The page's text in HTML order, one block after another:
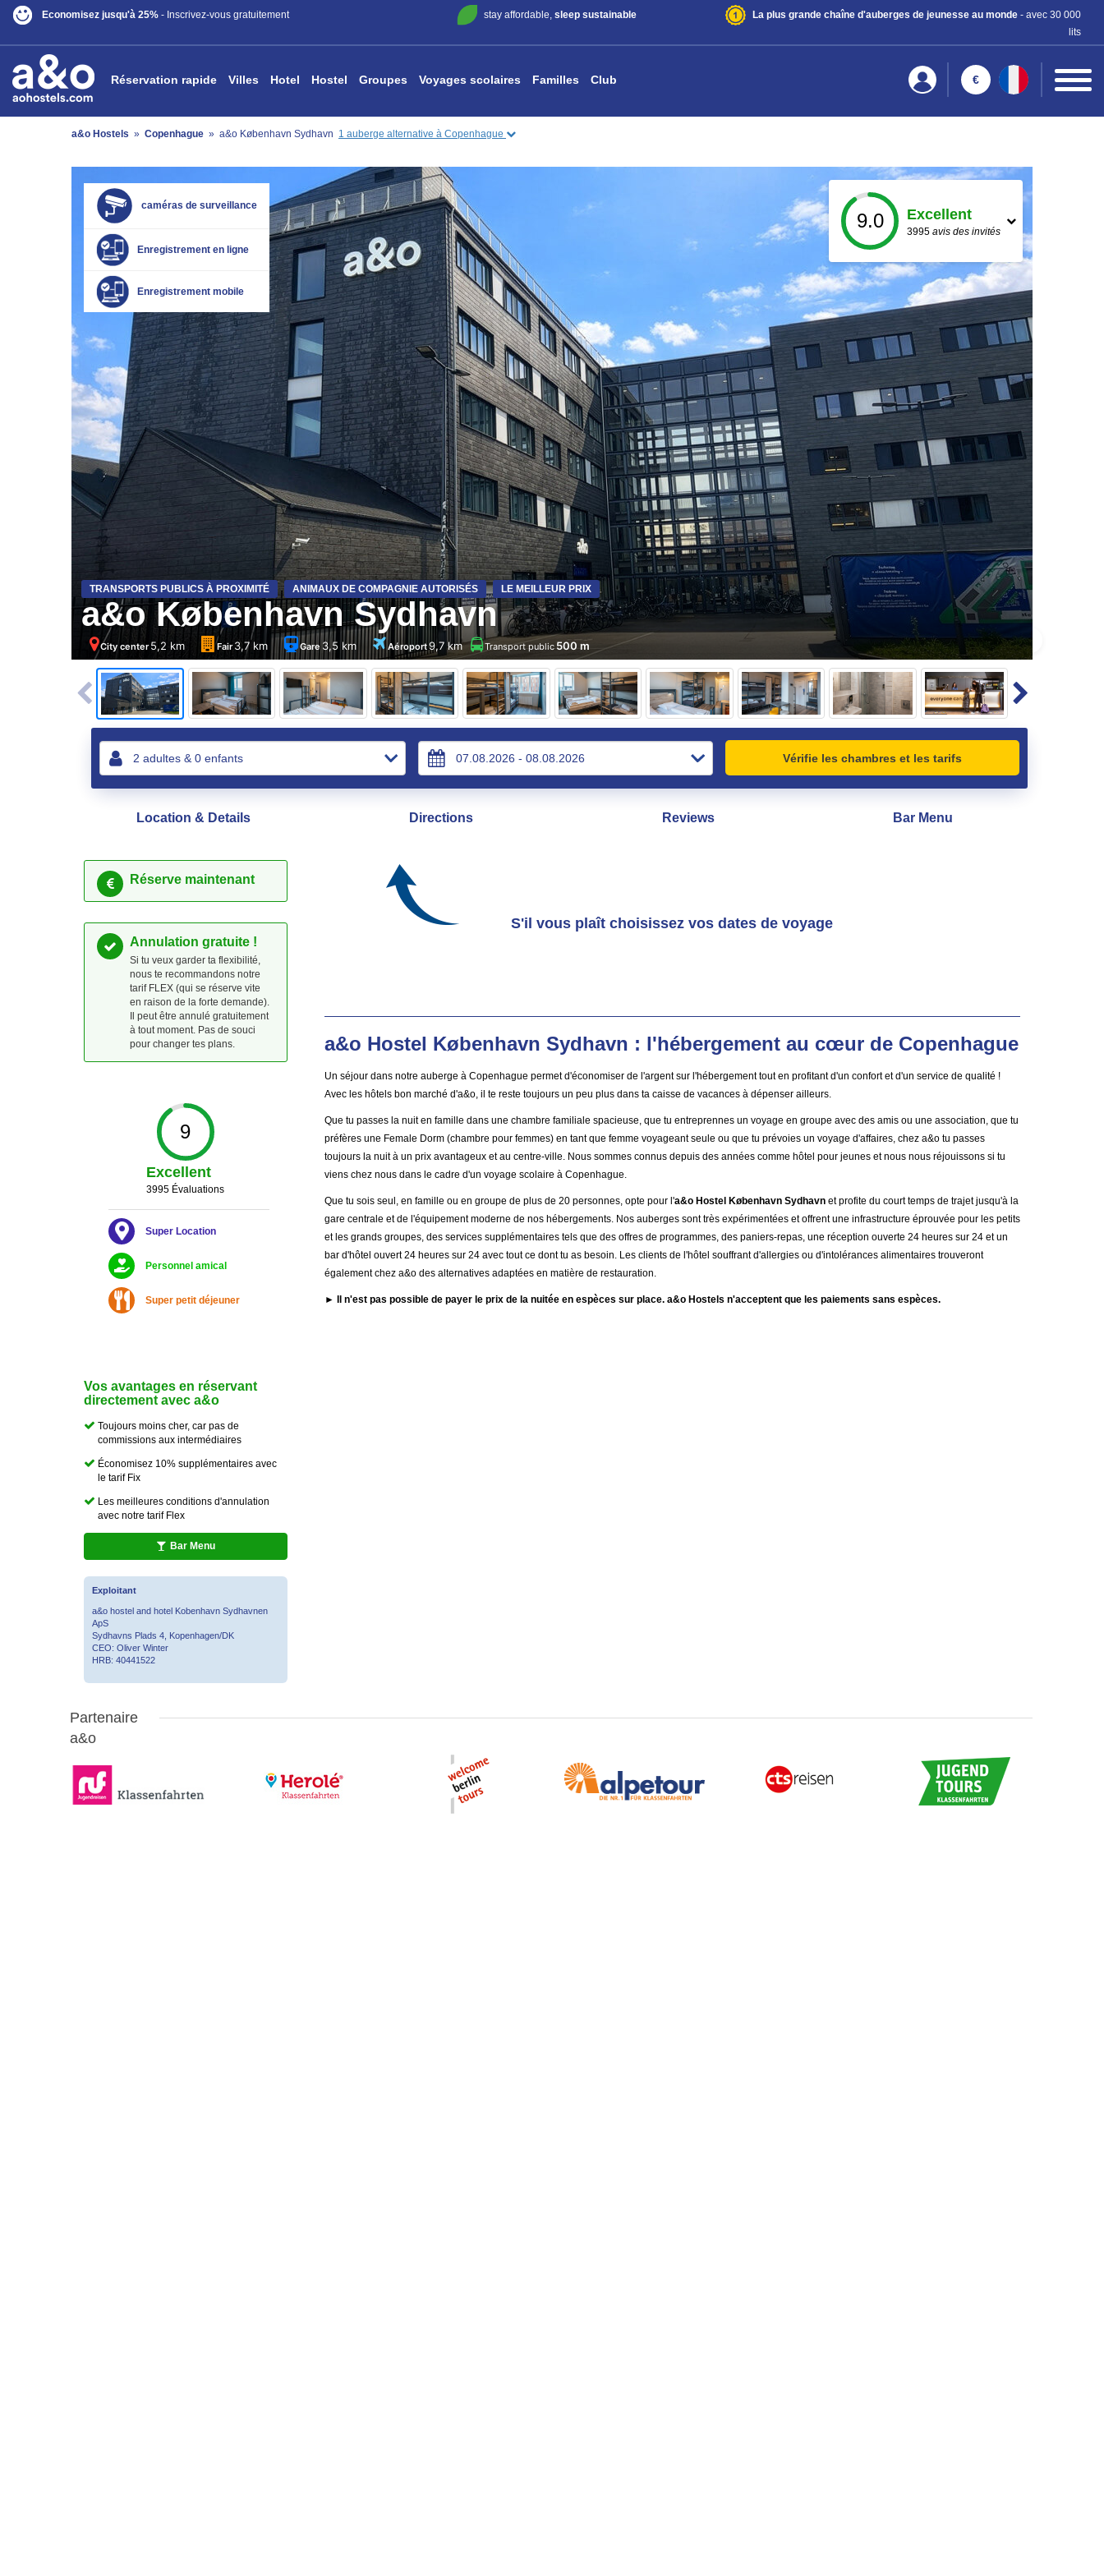
Economisez jusqu'à 25% - Inscrivez-vous gratuitement stay affordable, sleep sustainable La plus grande chaîne d'auberges de jeunesse au monde- avec 30 000
lits
Réservation rapide Villes Hotel Hostel Groupes Voyages scolaires Familles Club €
a&o Hostels » Copenhague » a&o København Sydhavn 1 auberge alternative à Copenhague
caméras de surveillance
Enregistrement en ligne
Enregistrement mobile
TRANSPORTS PUBLICS À PROXIMITÉ ANIMAUX DE COMPAGNIE AUTORISÉS LE MEILLEUR PRIX
a&o København Sydhavn
City center 5,2 km Fair 3,7 km Gare 3,5 km Aéroport9,7 km Transport public 500 m
9.0 Excellent
3995avis des invités
Vérifie les chambres et les tarifs
Location & Details Directions Reviews Bar Menu
Réserve maintenant
Annulation gratuite !
Si tu veux garder ta flexibilité,
nous te recommandons notre
tarif FLEX (qui se réserve vite
en raison de la forte demande).
Il peut être annulé gratuitement
à tout moment. Pas de souci
pour changer tes plans.
9
Excellent
3995 Évaluations
Super Location
Personnel amical
Super petit déjeuner
Vos avantages en réservant
directement avec a&o
Toujours moins cher, car pas de
commissions aux intermédiaires
Économisez 10% supplémentaires avec
le tarif Fix
Les meilleures conditions d'annulation
avec notre tarif Flex
Bar Menu
Exploitant
a&o hostel and hotel Kobenhavn Sydhavnen
ApS
Sydhavns Plads 4, Kopenhagen/DK
CEO: Oliver Winter
HRB: 40441522
S'il vous plaît choisissez vos dates de voyage
a&o Hostel København Sydhavn : l'hébergement au cœur de Copenhague
Un séjour dans notre auberge à Copenhague permet d'économiser de l'argent sur l'hébergement tout en profitant d'un confort et d'un service de qualité !
Avec les hôtels bon marché d'a&o, il te reste toujours un peu plus dans ta caisse de vacances à dépenser ailleurs.
Que tu passes la nuit en famille dans une chambre familiale spacieuse, que tu entreprennes un voyage en groupe avec des amis ou une association, que tu
préfères une Female Dorm (chambre pour femmes) en tant que femme voyageant seule ou que tu prévoies un voyage d'affaires, chez a&o tu passes
toujours la nuit à un prix avantageux et au centre-ville. Nous sommes connus depuis des années comme hôtel pour jeunes et nous nous réjouissons si tu
viens chez nous dans le cadre d'un voyage scolaire à Copenhague.
Que tu sois seul, en famille ou en groupe de plus de 20 personnes, opte pour l'a&o Hostel København Sydhavnet profite du court temps de trajet jusqu'à la
gare centrale et de l'équipement moderne de nos hébergements. Nos auberges sont très expérimentées et offrent une infrastructure éprouvée pour les petits
et les grands groupes, des services supplémentaires tels que des offres de programmes, des paniers-repas, une réception ouverte 24 heures sur 24 et un
bar d'hôtel ouvert 24 heures sur 24 avec tout ce dont tu as besoin. Les clients de l'hôtel souffrant d'allergies ou d'intolérances alimentaires trouveront
également chez a&o des alternatives adaptées en matière de restauration.
► Il n'est pas possible de payer le prix de la nuitée en espèces sur place. a&o Hostels n'acceptent que les paiements sans espèces.
Partenaire
a&o